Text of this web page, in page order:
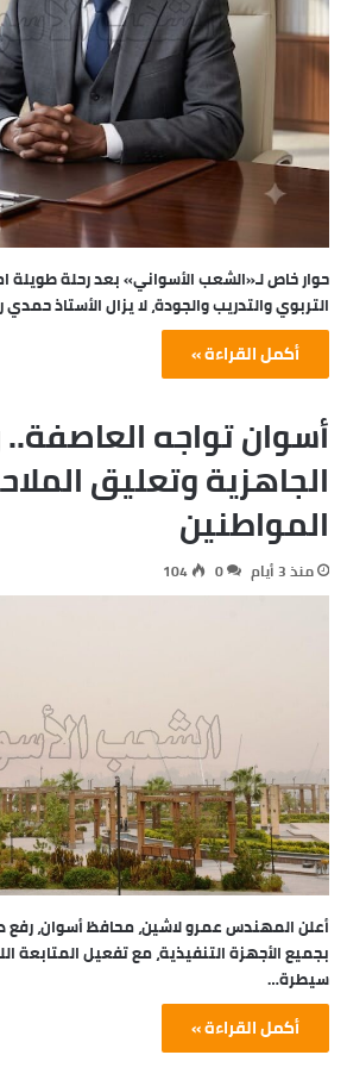
حوار خاص لـ«الشعب الأسواني» بعد رحلة
التربوي والتدريب والجودة، لا يزال الأستاذ
أكمل القراءة »
أسوان تواجه
الجاهزية وتعليق
المواطنين
منذ 3 أيام 0
104
أعلن المهندس عمرو لاشين، محافظ أسوان، رفع
بجميع الأجهزة التنفيذية، مع تفعيل المتابعة
سيطرة…
أكمل القراءة »